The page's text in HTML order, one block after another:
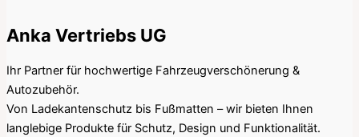
Anka Vertriebs UG
Ihr Partner für hochwertige Fahrzeugverschönerung &
Autozubehör.
Von Ladekantenschutz bis Fußmatten – wir bieten Ihnen
langlebige Produkte für Schutz, Design und Funktionalität.